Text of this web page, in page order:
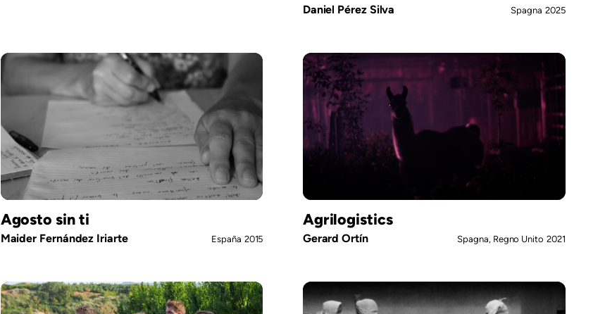
Daniel Pérez Silva Spagna 2025
Agosto sin ti
Maider Fernández Iriarte España 2015
Agrilogistics
Gerard Ortín Spagna, Regno Unito 2021